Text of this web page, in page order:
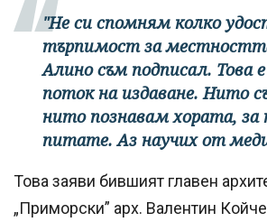
"Не си спомням колко
търпимост за
Алино съм подписал. Това
поток на издаване. Нито
нито познавам хората, за
питате. Аз научих от
Това заяви бившият главен
„Приморски” арх. Валентин